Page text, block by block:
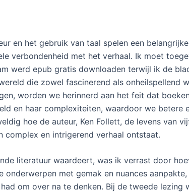
en het gebruik van taal spelen een
verbondenheid met het verhaal. Ik moet
werd epub gratis downloaden terwijl ik de
die zowel fascinerend als onheilspellend
worden we herinnerd aan het feit dat
en haar complexiteiten, waardoor we betere
hoe de auteur, Ken Follett, de levens van
complex en intrigerend verhaal ontstaat.
literatuur waardeert, was ik verrast door
onderwerpen met gemak en nuances
om over na te denken. Bij de tweede lezing